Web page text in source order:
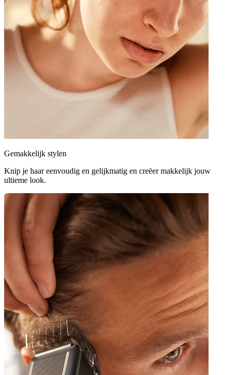
Gemakkelijk stylen
Knip je haar eenvoudig en gelijkmatig en creëer makkelijk jouw
ultieme look.